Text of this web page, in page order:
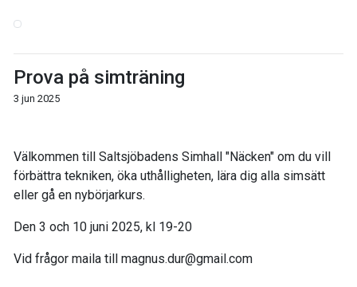
Prova på simträning
3 jun 2025
Välkommen till Saltsjöbadens Simhall "Näcken" om du vill
förbättra tekniken, öka uthålligheten, lära dig alla simsätt
eller gå en nybörjarkurs.
Den 3 och 10 juni 2025, kl 19-20
Vid frågor maila till magnus.dur@gmail.com